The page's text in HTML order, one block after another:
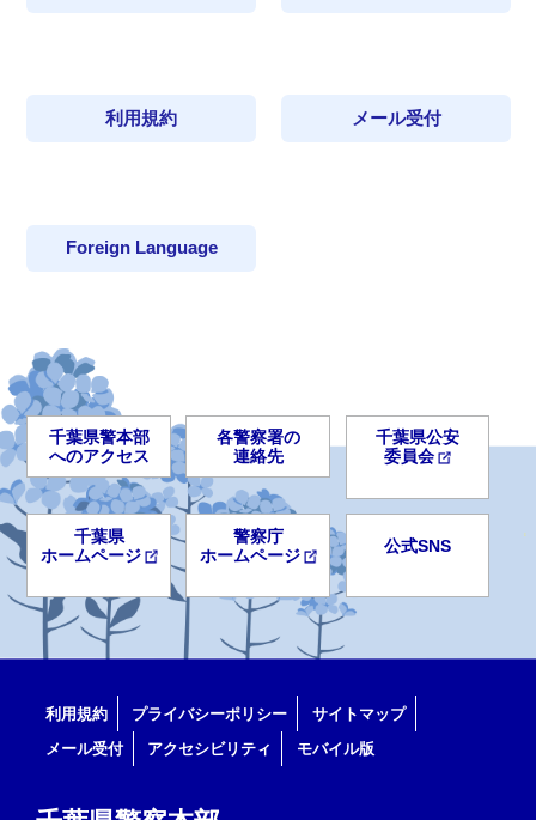
利用規約 メール受付
Foreign Language
千葉県警本部
へのアクセス
各警察署の
連絡先
千葉県公安
委員会
千葉県
ホームページ
警察庁
ホームページ
公式SNS
利用規約 プライバシーポリシー
サイトマップ
メール受付
アクセシビリティ モバイル版